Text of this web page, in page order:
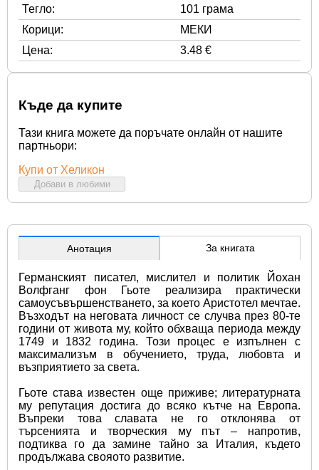
Тегло:
101 грама
Корици:
МЕКИ
Цена:
3.48 €
Къде да купите
Тази книга можете да поръчате онлайн от нашите
партньори:
Купи от Хеликон
Добави в любими
Анотация За книгата
Германският писател, мислител и политик Йохан
Волфганг фон Гьоте реализира практически
самоусъвършенстването, за което Аристотел мечтае.
Възходът на неговата личност се случва през 80-те
години от живота му, който обхваща периода между
1749 и 1832 година. Този процес е изпълнен с
максимализъм в обучението, труда, любовта и
възприятието за света.
Гьоте става известен още приживе; литературната
му репутация достига до всяко кътче на Европа.
Въпреки това славата не го отклонява от
търсенията и творческия му път – напротив,
подтиква го да замине тайно за Италия, където
продължава свояото развитие.